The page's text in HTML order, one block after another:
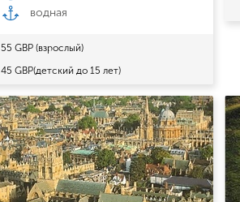
водная
55 GBP (взрослый)
45 GBP(детский до 15 лет)